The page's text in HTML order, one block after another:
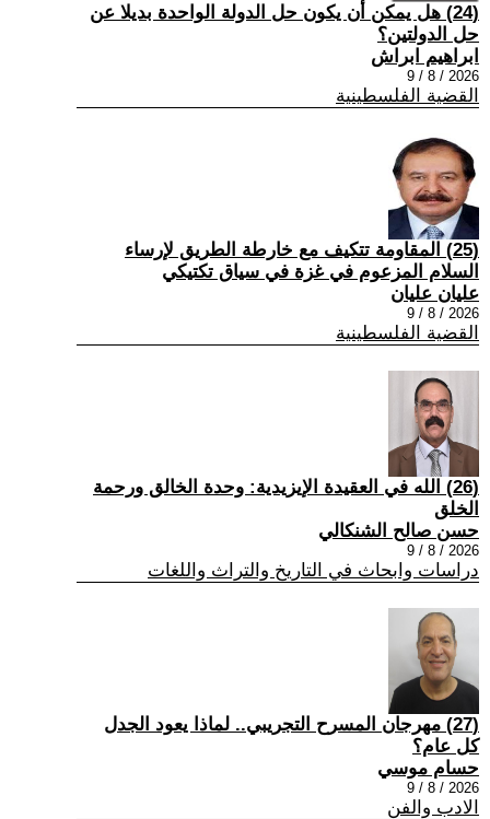
(24) هل يمكن أن يكون حل الدولة الواحدة بديلا عن
حل الدولتين؟
ابراهيم ابراش
2026 / 8 / 9
القضية الفلسطينية
(25) المقاومة تتكيف مع خارطة الطريق لإرساء
السلام المزعوم في غزة في سياق تكتيكي
عليان عليان
2026 / 8 / 9
القضية الفلسطينية
(26) الله في العقيدة الإيزيدية: وحدة الخالق ورحمة
الخلق
حسن صالح الشنكالي
2026 / 8 / 9
دراسات وابحاث في التاريخ والتراث واللغات
(27) مهرجان المسرح التجريبي.. لماذا يعود الجدل
كل عام؟
حسام موسي
2026 / 8 / 9
الادب والفن